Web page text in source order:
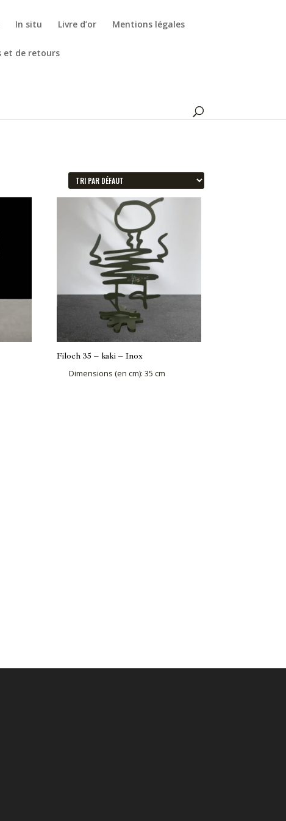
In situ Livre d’or Mentions légales
et de retours
Filoch 35 – kaki – Inox
Dimensions (en cm):35 cm